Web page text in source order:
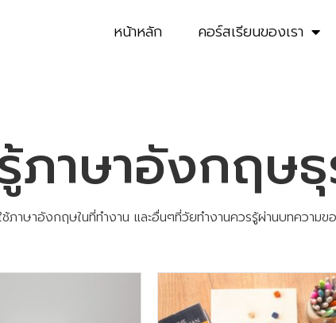
หน้าหลัก คอร์สเรียนของเรา
ภาษาอังกฤษ
ภาษาอังกฤษในที่ทำงาน และอื่นๆที่วัยทำงานควรรู้ผ่านบทความขอ